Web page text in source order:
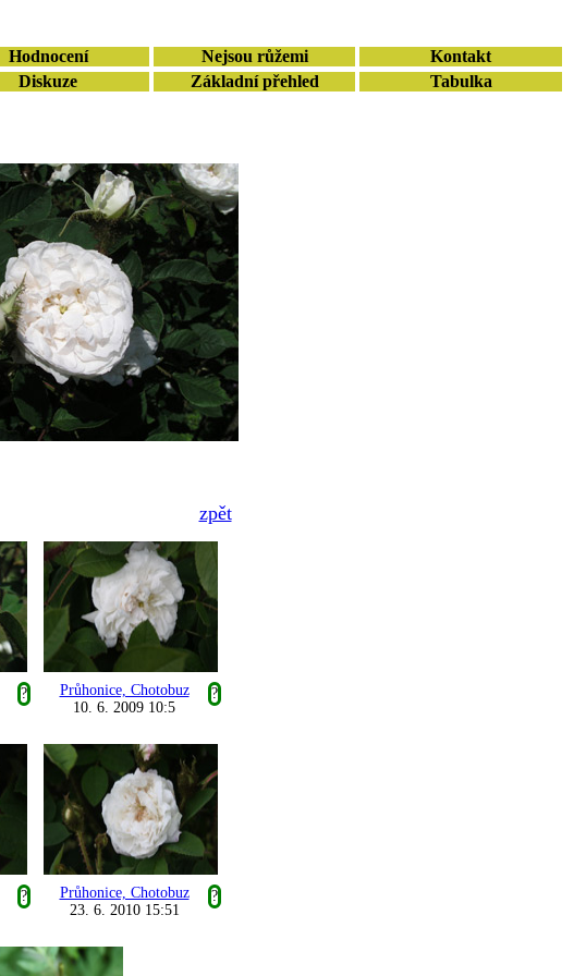
Hodnocení Nejsou růžemi
Kontakt
Diskuze Základní přehled Tabulka
zpět
?
Průhonice, Chotobuz
?
10. 6. 2009 10:5
?
Průhonice, Chotobuz
?
23. 6. 2010 15:51